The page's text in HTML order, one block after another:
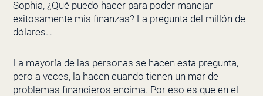
Sophia, ¿Qué puedo hacer para poder manejar
exitosamente mis finanzas? La pregunta del millón de
dólares…
La mayoría de las personas se hacen esta pregunta,
pero a veces, la hacen cuando tienen un mar de
problemas financieros encima. Por eso es que en el